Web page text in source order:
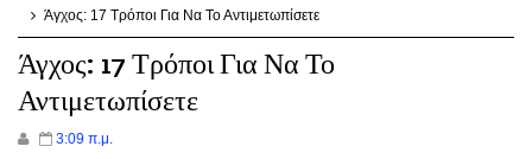
Άγχος: 17 Τρόποι Για Να Το Αντιμετωπίσετε
Άγχος: 17 Τρόποι Για Να Το
Αντιμετωπίσετε
3:09 π.μ.